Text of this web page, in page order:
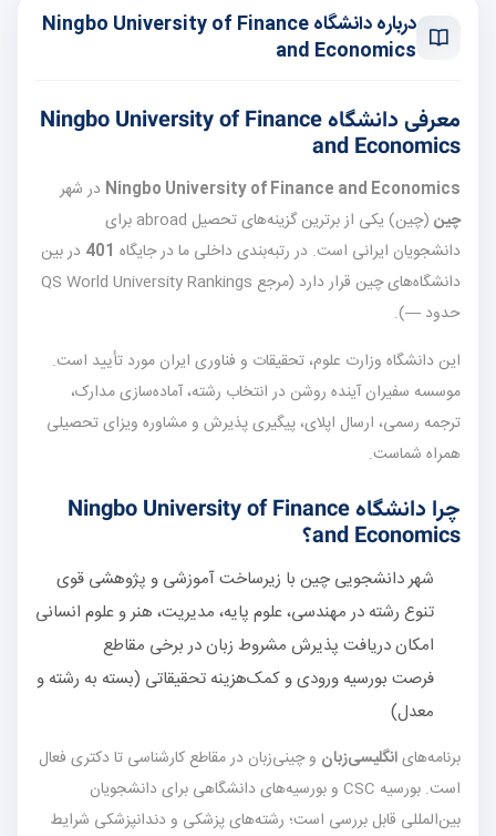
درباره دانشگاه Ningbo University of Finance
and Economics
معرفی دانشگاه Ningbo University of Finance
and Economics
Ningbo University of Finance and Economics در شهر
چین
(چین) یکی از برترین گزینه‌های تحصیل abroad برای
دانشجویان ایرانی است. در رتبه‌بندی داخلی ما در جایگاه 401 در بین
دانشگاه‌های چین قرار دارد (مرجع QS World University Rankings
حدود —).
این دانشگاه وزارت علوم، تحقیقات و فناوری ایران مورد تأیید است.
موسسه سفیران آینده روشن در انتخاب رشته، آماده‌سازی مدارک،
ترجمه رسمی، ارسال اپلای، پیگیری پذیرش و مشاوره ویزای تحصیلی
همراه شماست.
چرا دانشگاه Ningbo University of Finance
and Economics؟
شهر دانشجویی چین با زیرساخت آموزشی و پژوهشی قوی
تنوع رشته در مهندسی، علوم پایه، مدیریت، هنر و علوم انسانی
امکان دریافت پذیرش مشروط زبان در برخی مقاطع
فرصت بورسیه ورودی و کمک‌هزینه تحقیقاتی (بسته به رشته و
معدل)
برنامه‌هایانگلیسی‌زبان و چینی‌زبان در مقاطع کارشناسی تا دکتری فعال
است. بورسیه CSC و بورسیه‌های دانشگاهی برای دانشجویان
بین‌المللی قابل بررسی است؛ رشته‌های پزشکی و دندانپزشکی شرایط